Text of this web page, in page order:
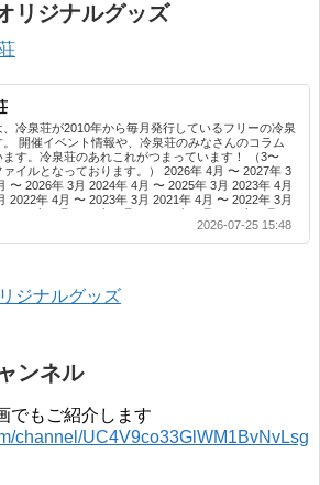
リジナルグッズ
、冷泉荘が2010年から毎月発行しているフリーの冷泉
開催イベント情報や、冷泉荘のみなさんのコラム
ます。冷泉荘のあれこれがつまっています！ （3〜
ァイルとなっております。） 2026年 4月 〜 2027年 3
〜 2026年 3月 2024年 4月 〜 2025年 3月 2023年 4月
2022年 4月 〜 2023年 3月 2021年 4月 〜 2022年 3月
年 4月 〜 2018年 3月 2016年 4月 〜 2017年 3月
2016年 3月 2014年 4月 〜 2015年 3月 2013...
2026-07-25 15:48
ジナルグッズ
ンネル
でもご紹介します
channel/UC4V9co33GlWM1BvNvLsg